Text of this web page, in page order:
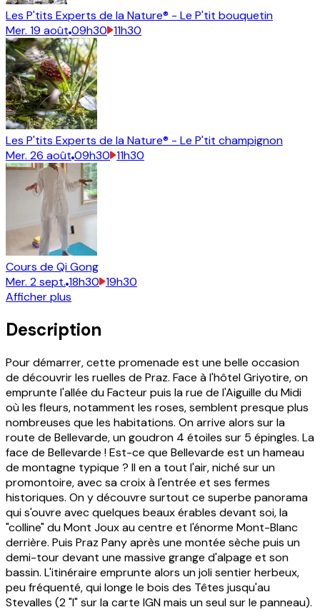
Les P'tits Experts de la Nature® - Le P'tit bouquetin
Mer. 19 août 09h30 11h30
Les P'tits Experts de la Nature® - Le P'tit champignon
Mer. 26 août 09h30 11h30
Cours de Qi Gong
Mer. 2sept. 18h30 19h30
Afficher plus
Description
Pour démarrer, cette promenade est une belle occasion
de découvrir les ruelles de Praz. Face à l'hôtel Griyotire, on
emprunte l'allée du Facteur puis la rue de l'Aiguille du Midi
où les fleurs, notamment les roses, semblent presque plus
nombreuses que les habitations. On arrive alors sur la
route de Bellevarde, un goudron 4 étoiles sur 5 épingles. La
face de Bellevarde ! Est-ce que Bellevarde est un hameau
de montagne typique ? Il en a tout l'air, niché sur un
promontoire, avec sa croix à l'entrée et ses fermes
historiques. On y découvre surtout ce superbe panorama
qui s'ouvre avec quelques beaux érables devant soi, la
"colline" du Mont Joux au centre et l'énorme Mont-Blanc
derrière. Puis Praz Pany après une montée sèche puis un
demi-tour devant une massive grange d'alpage et son
bassin. L'itinéraire emprunte alors un joli sentier herbeux,
peu fréquenté, qui longe le bois des Têtes jusqu'au
Stevalles (2 "l" sur la carte IGN mais un seul sur le panneau).